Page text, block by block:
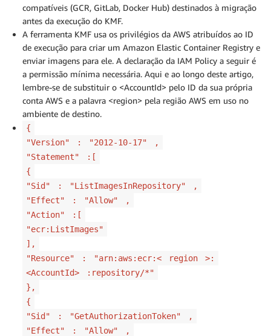
compatíveis (GCR, GitLab, Docker Hub) destinados à migração
antes da execução do KMF.
A ferramenta KMF usa os privilégios da AWS atribuídos ao ID
de execução para criar um Amazon Elastic Container Registry e
enviar imagens para ele. A declaração da IAM Policy a seguir é
a permissão mínima necessária. Aqui e ao longo deste artigo,
lembre-se de substituir o <AccountId> pelo ID da sua própria
conta AWS e a palavra <region> pela região AWS em uso no
ambiente de destino.
{
"Version"
: "2012-10-17"
,
"Statement"
:[
{
"Sid"
: "ListImagesInRepository"
,
"Effect"
: "Allow"
,
"Action"
:[
"ecr:ListImages"
],
"Resource"
: "arn:aws:ecr:< region
>:
<AccountId>
:repository/*"
},
{
"Sid"
: "GetAuthorizationToken"
,
"Effect"
: "Allow"
,